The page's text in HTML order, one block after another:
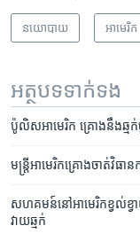
នយោបាយ អាមេរិក​
អត្ថបទ​ទាក់ទង
ប៉ូលិស​អាមេរិក គ្រោង​នឹង​ឆ្មក់​
មន្ត្រី​អាមេរិក​គ្រោង​ចាត់​វិធ
សហគមន៍​នៅ​អាមេរិក​ខ្វល់ខ្
វាយឆ្មក់​